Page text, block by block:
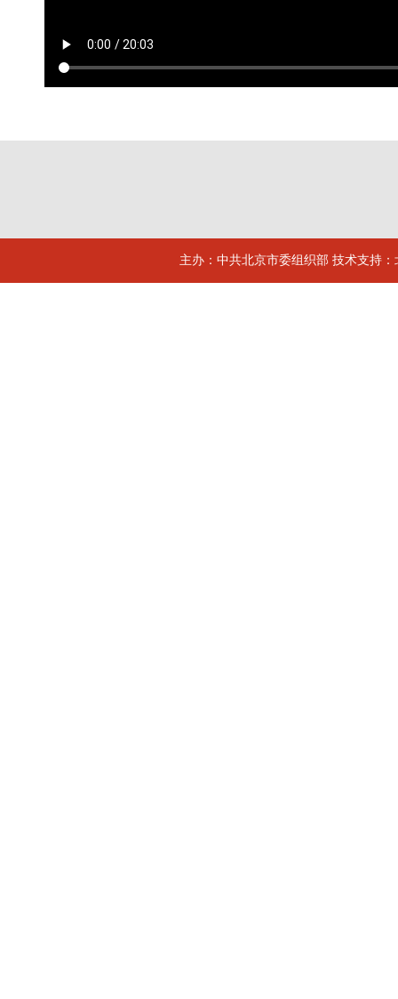
主办：中共北京市委组织部 技术支持